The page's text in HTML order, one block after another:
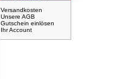
Versandkosten
Unsere AGB
Gutschein einlösen
Ihr Account